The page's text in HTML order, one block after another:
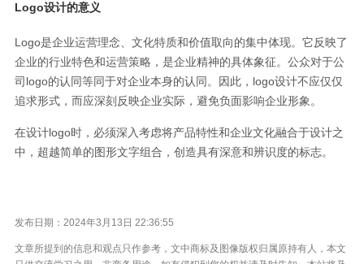
Logo设计的意义
Logo是企业运营理念、文化特质和价值取向的集中体现。它反映了
企业的行业特色和运营策略，是企业精神的具体象征。公众对于公
司logo的认同等同于对企业本身的认同。因此，logo设计不应仅仅
追求形式，而应深刻反映企业实际，避免负面影响企业形象。
在设计logo时，必须深入考虑将产品特性和企业文化融合于设计之
中，超越简单的图形文字组合，创造具有深意和辨识度的标志。
发布日期：2024年3月13日 22:36:55
文章所提到的信息和观点只作参考，文中商标及图像版权归属原持有人，本文